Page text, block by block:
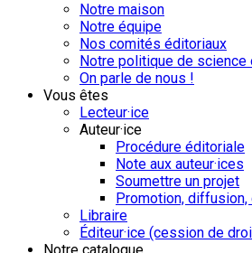
Notre maison
Notre équipe
Nos comités éditoriaux
Notre politique de science
On parle de nous !
Vous êtes
Lecteur·ice
Auteur·ice
Procédure éditoriale
Note aux auteur·ices
Soumettre un projet
Promotion,
Libraire
Éditeur·ice (cession de